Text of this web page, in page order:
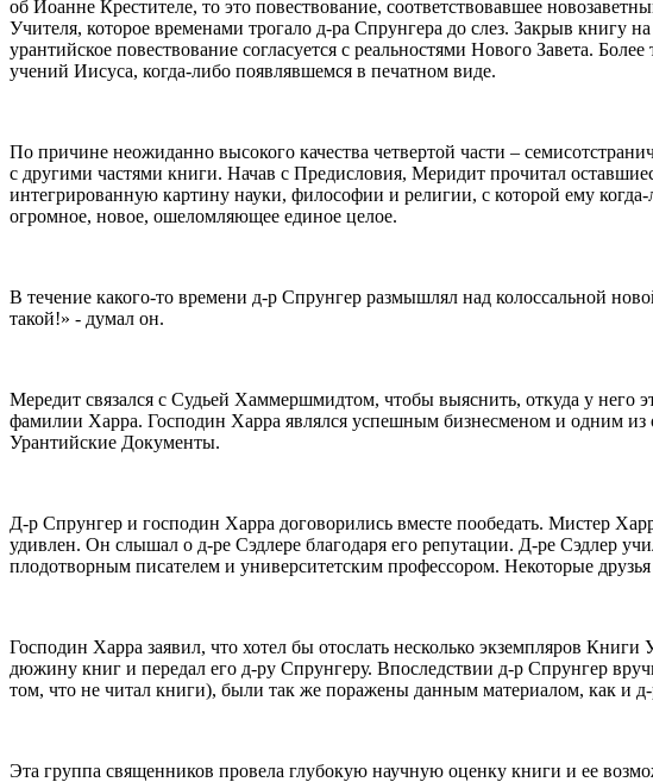
об Иоанне Крестителе, то это повествование, соответствовавшее
Учителя, которое временами трогало д-ра Спрунгера до слез. Закрыв книгу
урантийское повествование согласуется с реальностями Нового Завета.
учений Иисуса, когда-либо появлявшемся в печатном виде.
По причине неожиданно высокого качества четвертой части –
с другими частями книги. Начав с Предисловия, Меридит прочитал
интегрированную картину науки, философии и религии, с которой ему
огромное, новое, ошеломляющее единое целое.
В течение какого-то времени д-р Спрунгер размышлял над колоссальной
такой!» - думал он.
Мередит связался с Судьей Хаммершмидтом, чтобы выяснить, откуда у него
фамилии Харра. Господин Харра являлся успешным бизнесменом и одним
Урантийские Документы.
Д-р Спрунгер и господин Харра договорились вместе пообедать. Мистер
удивлен. Он слышал о д-ре Сэдлере благодаря его репутации. Д-ре Сэдлер
плодотворным писателем и университетским профессором. Некоторые
Господин Харра заявил, что хотел бы отослать несколько экземпляров
дюжину книг и передал его д-ру Спрунгеру. Впоследствии д-р Спрунгер
том, что не читал книги), были так же поражены данным материалом, как и
Эта группа священников провела глубокую научную оценку книги и ее